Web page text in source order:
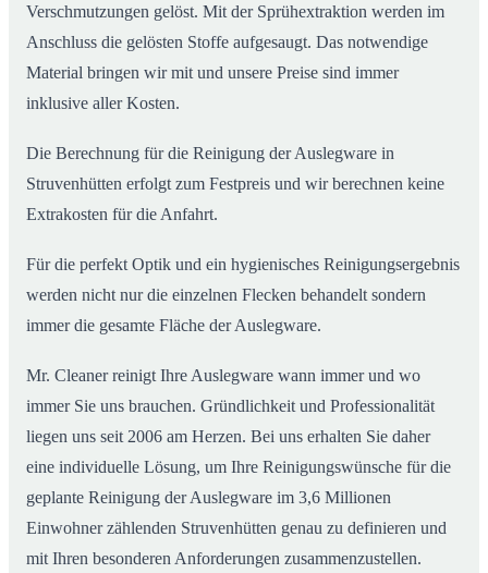
Verschmutzungen gelöst. Mit der Sprühextraktion werden im
Anschluss die gelösten Stoffe aufgesaugt. Das notwendige
Material bringen wir mit und unsere Preise sind immer
inklusive aller Kosten.
Die Berechnung für die Reinigung der Auslegware in
Struvenhütten erfolgt zum Festpreis und wir berechnen keine
Extrakosten für die Anfahrt.
Für die perfekt Optik und ein hygienisches Reinigungsergebnis
werden nicht nur die einzelnen Flecken behandelt sondern
immer die gesamte Fläche der Auslegware.
Mr. Cleaner reinigt Ihre Auslegware wann immer und wo
immer Sie uns brauchen. Gründlichkeit und Professionalität
liegen uns seit 2006 am Herzen. Bei uns erhalten Sie daher
eine individuelle Lösung, um Ihre Reinigungswünsche für die
geplante Reinigung der Auslegware im 3,6 Millionen
Einwohner zählenden Struvenhütten genau zu definieren und
mit Ihren besonderen Anforderungen zusammenzustellen.